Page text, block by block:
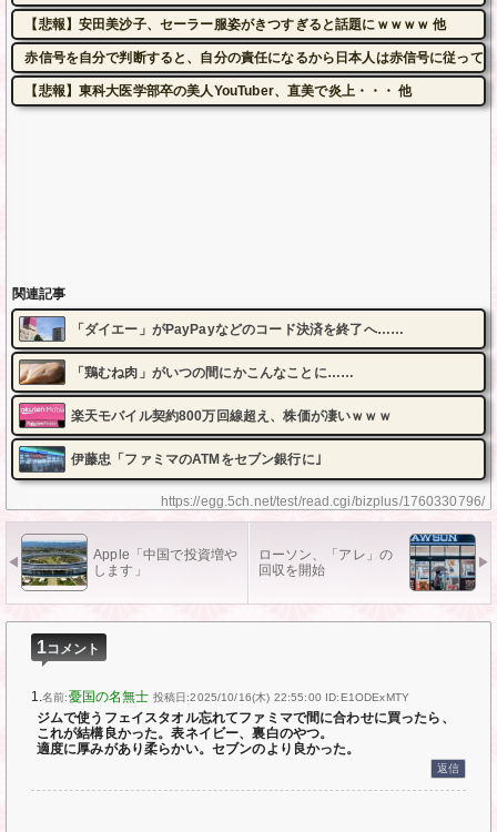
https://egg.5ch.net/test/read.cgi/bizplus/1760330796/
【悲報】安田美沙子、セーラー服姿がきつすぎると話題にｗｗｗｗ 他
赤信号を自分で判断すると、自分の責任になるから日本人は赤信号に従って
【悲報】東科大医学部卒の美人YouTuber、直美で炎上・・・ 他
関連記事
「ダイエー」がPayPayなどのコード決済を終了へ……
「鶏むね肉」がいつの間にかこんなことに……
楽天モバイル契約800万回線超え、株価が凄いｗｗｗ
伊藤忠「ファミマのATMをセブン銀行に｣
Apple「中国で投資増や
します」
ローソン、「アレ」の
回収を開始
1コメント
1.名前:憂国の名無士 投稿日:2025/10/16(木) 22:55:00 ID:E1ODExMTY
ジムで使うフェイスタオル忘れてファミマで間に合わせに買ったら、
これが結構良かった。表ネイビー、裏白のやつ。
適度に厚みがあり柔らかい。セブンのより良かった。
返信